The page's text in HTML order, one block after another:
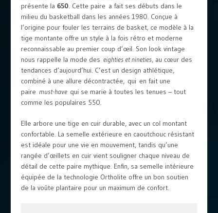
présente la 650 . Cette paire a fait ses débuts dans le
milieu du basketball dans les années 1980. Conçue à
l’origine pour fouler les terrains de basket, ce modèle à la
tige montante offre un style à la fois rétro et moderne
reconnaissable au premier coup d’œil. Son look vintage
nous rappelle la mode des eighties et nineties, au cœur des
tendances d’aujourd’hui. C’est un design athlétique,
combiné à une allure décontractée, qui en fait une
paire must-havequi se marie à toutes les tenues – tout
comme les populaires 550.
Elle arbore une tige en cuir durable, avec un col montant
confortable. La semelle extérieure en caoutchouc résistant
est idéale pour une vie en mouvement, tandis qu’une
rangée d’œillets en cuir vient souligner chaque niveau de
détail de cette paire mythique. Enfin, sa semelle intérieure
équipée de la technologie Ortholite offre un bon soutien
de la voûte plantaire pour un maximum de confort.